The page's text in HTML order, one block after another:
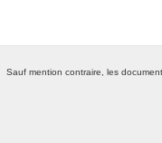
Sauf mention contraire, les